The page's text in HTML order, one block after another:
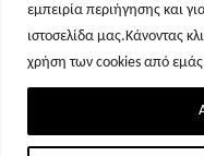
εμπειρία περιήγησης και
ιστοσελίδα μας.Κάνοντας
χρήση των cookies από
Σελίδα 1